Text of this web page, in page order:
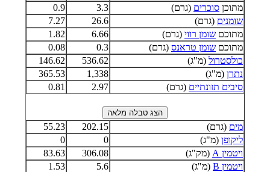
מתוכן סוכרים (גרם) 3.3
0.9
שומנים (גרם) 26.6
7.27
מתוכם שומן רווי (גרם) 6.66
1.82
מתוכם שומן טראנס (גרם) 0.3
0.08
כולסטרול (מ"ג) 536.62
146.62
נתרן (מ"ג) 1,338
365.53
סיבים תזונתיים (גרם) 2.97
0.81
מים (גרם) 202.15
55.23
ליקופן (מ"ג) 0
0
ויטמין A
(מק"ג) 306.08
83.63
ויטמין B
(מ"ג) 5.6
1.53